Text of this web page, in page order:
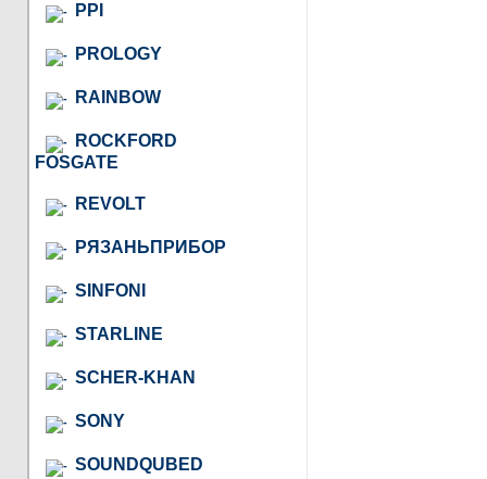
PPI
PROLOGY
RAINBOW
ROCKFORD
FOSGATE
REVOLT
РЯЗАНЬПРИБОР
SINFONI
STARLINE
SCHER-KHAN
SONY
SOUNDQUBED